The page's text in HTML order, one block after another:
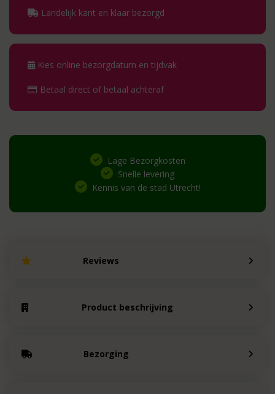
Landelijk kant en klaar bezorgd
Kies online bezorgdatum en tijdvak
Betaal direct of betaal achteraf
Lage Bezorgkosten
Snelle levering
Kennis van de stad Utrecht!
Reviews
Product beschrijving
Bezorging